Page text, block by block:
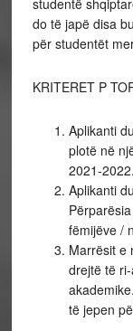
studentë
do të japë disa
për studentët
KRITERET P
Aplikanti
plotë në
2021-2022.
Aplikanti
fëmijëve /
Marrësit e
drejtë të
të jepen